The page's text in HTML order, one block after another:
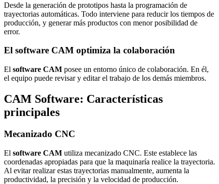
Desde la generación de prototipos hasta la programación de
trayectorias automáticas. Todo interviene para reducir los tiempos de
producción, y generar más productos con menor posibilidad de
error.
El software CAM optimiza la colaboración
El software CAM posee un entorno único de colaboración. En él,
el equipo puede revisar y editar el trabajo de los demás miembros.
CAM Software: Características
principales
Mecanizado CNC
El software CAM utiliza mecanizado CNC. Este establece las
coordenadas apropiadas para que la maquinaría realice la trayectoria.
Al evitar realizar estas trayectorias manualmente, aumenta la
productividad, la precisión y la velocidad de producción.